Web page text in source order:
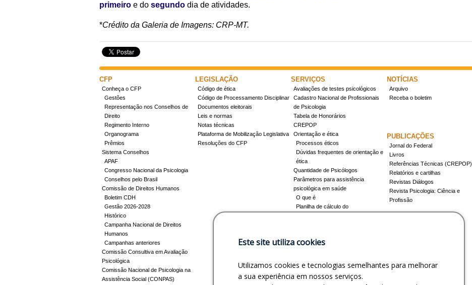
primeiro e do segundo dia de atividades.
*Crédito da Galeria de Imagens: CRP-MT.
CFP
Conheça o CFP
Gestões
Representação nos Conselhos de
Direito
Regimento Interno
Organograma
Prêmios
Sistema Conselhos
APAF
Congresso Nacional da Psicologia
Conselhos pelo Brasil
Comissão de Direitos Humanos
Boletim CDH
Gestão 2026-2028
Histórico
Campanha Nacional de Direitos
Humanos
Campanhas anteriores
Comissão Consultiva em Avaliação
Psicológica
Comissão Nacional de Psicologia na
Assistência Social (CONPAS)
LEGISLAÇÃO
Código de ética
Código de Processamento Disciplinar
Documentos eleitorais
Leis e normas
Notas técnicas
Plataforma de Mobilização Legislativa
Resoluções do CFP
SERVIÇOS
Avaliações de testes psicológicos
Cadastro Nacional de Profissionais
de Psicologia
Tabela de Honorários
CREPOP
Orientação e ética
Processos éticos
Dúvidas frequentes de orientação e
ética
Quantidade de Psicólogos
Parâmetros para assistência
psicológica em saúde
O que é
Planilha de cálculo do
Registro de Especialista
Cursos credenciados
NOTÍCIAS
Arquivo
Receba o boletim
PUBLICAÇÕES
Jornal do Federal
Livros
Referências Técnicas (CREPOP)
Relatórios e cartilhas
Revistas Diálogos
Revista Psicologia: Ciência e
Profissão
Este site utiliza cookies
Utilizamos cookies e tecnologias semelhantes para melhorar
a sua experiência em nossos serviços.